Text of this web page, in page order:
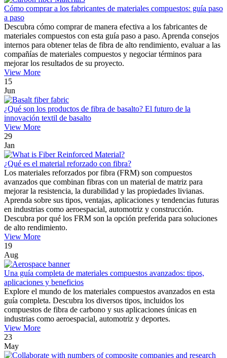
Cómo comprar a los fabricantes de materiales compuestos: guía paso
a paso
Descubra cómo comprar de manera efectiva a los fabricantes de
materiales compuestos con esta guía paso a paso. Aprenda consejos
internos para obtener telas de fibra de alto rendimiento, evaluar a las
compañías de materiales compuestos y negociar términos para
mejorar los resultados de su proyecto.
View More
15
Jun
¿Qué son los productos de fibra de basalto? El futuro de la
innovación textil de basalto
View More
29
Jan
¿Qué es el material reforzado con fibra?
Los materiales reforzados por fibra (FRM) son compuestos
avanzados que combinan fibras con un material de matriz para
mejorar la resistencia, la durabilidad y las propiedades livianas.
Aprenda sobre sus tipos, ventajas, aplicaciones y tendencias futuras
en industrias como aeroespacial, automotriz y construcción.
Descubra por qué los FRM son la opción preferida para soluciones
de alto rendimiento.
View More
19
Aug
Una guía completa de materiales compuestos avanzados: tipos,
aplicaciones y beneficios
Explore el mundo de los materiales compuestos avanzados en esta
guía completa. Descubra los diversos tipos, incluidos los
compuestos de fibra de carbono y sus aplicaciones únicas en
industrias como aeroespacial, automotriz y deportes.
View More
23
May